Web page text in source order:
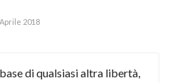
2018
di qualsiasi altra libertà,